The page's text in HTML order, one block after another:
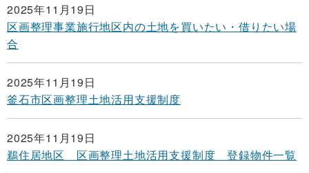
2025年11月19日
区画整理事業施行地区内の土地を買いたい・借りたい場
合
2025年11月19日
釜石市区画整理土地活用支援制度
2025年11月19日
鵜住居地区 区画整理土地活用支援制度 登録物件一覧